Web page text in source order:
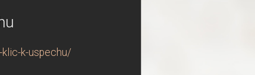
k-uspechu/